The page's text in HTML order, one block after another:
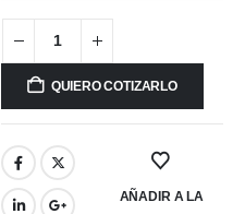
QUIERO COTIZARLO
AÑADIR A LA